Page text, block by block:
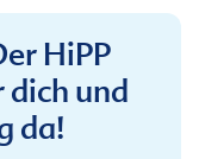
HiPP
dich und
da!